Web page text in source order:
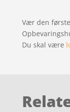
Vær den
Du skal være